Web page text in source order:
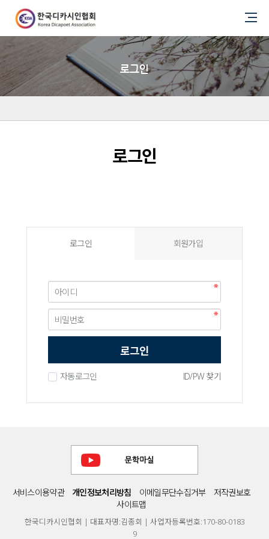
로그인
로그인
로그인 회원가입
로그인
자동로그인 ID/PW 찾기
서비스이용약관 개인정보처리방침 이메일무단수집거부
저작권보호
사이트맵
한국디카시인협회 | 대표자명:김종회 | 사업자등록번호:170-80-0183
9